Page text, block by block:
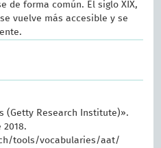
de forma común. El siglo XIX,
vuelve más accesible y se
(Getty Research Institute)».
2018.
tools/vocabularies/aat/